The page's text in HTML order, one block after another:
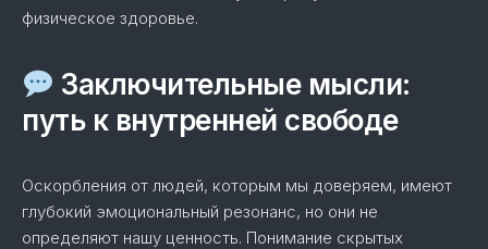
физическое здоровье.
Заключительные мысли:
путь к внутренней свободе
Оскорбления от людей, которым мы доверяем, имеют
глубокий эмоциональный резонанс, но они не
определяют нашу ценность. Понимание скрытых